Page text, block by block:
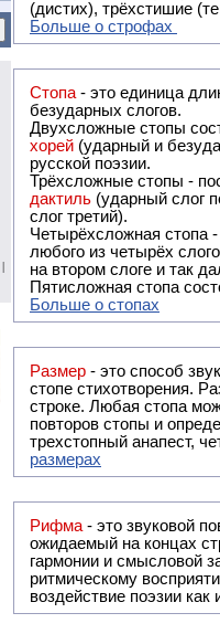
(дистих), трёхстишие
Больше о строфах
Стопа - это единица
безударных слогов.
Двухсложные стопы
хорей (ударный и
русской поэзии.
Трёхсложные стопы -
дактиль (ударный слог
слог третий).
Четырёхсложная стопа
любого из четырёх
на втором слоге и так
Пятисложная стопа
Больше о стопах
Размер - это способ
стопе стихотворения.
строке. Любая стопа
повторов стопы и
трехстопный анапест,
размерах
Рифма - это звуковой повтор, традиционно используемый в поэзии и, как
ожидаемый на концах
гармонии и смысловой
ритмическому
воздействие поэзии